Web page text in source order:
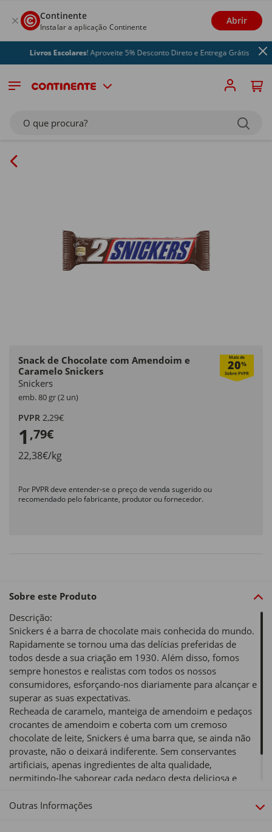
Continente
Instalar a aplicação Continente
Abrir
Livros Escolares! Aproveite 5% Desconto Direto e Entrega Grátis
O que procura?
Snack de Chocolate com Amendoim e
Caramelo Snickers
Mais de
20%
Snickers
emb. 80 gr (2 un)
PVPR 2,29€
1 ,79€
22,38€/kg
Por PVPR deve entender-se o preço de venda sugerido ou
recomendado pelo fabricante, produtor ou fornecedor.
Sobre este Produto
Descrição:
Snickers é a barra de chocolate mais conhecida do mundo.
Rapidamente se tornou uma das delícias preferidas de
todos desde a sua criação em 1930. Além disso, fomos
sempre honestos e realistas com todos os nossos
consumidores, esforçando-nos diariamente para alcançar e
superar as suas expectativas.
Recheada de caramelo, manteiga de amendoim e pedaços
crocantes de amendoim e coberta com um cremoso
chocolate de leite, Snickers é uma barra que, se ainda não
provaste, não o deixará indiferente. Sem conservantes
artificiais, apenas ingredientes de alta qualidade,
permitindo-lhe saborear cada pedaço desta deliciosa e
Outras Informações